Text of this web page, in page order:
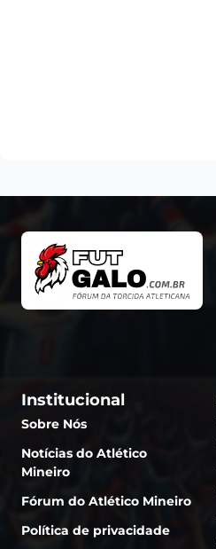
Institucional
Sobre Nós
Notícias do Atlético
Mineiro
Fórum do Atlético Mineiro
Política de privacidade